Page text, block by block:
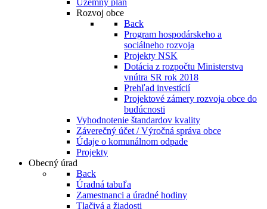
Územný plán
Rozvoj obce
Back
Program hospodárskeho a
sociálneho rozvoja
Projekty NSK
Dotácia z rozpočtu Ministerstva
vnútra SR rok 2018
Prehľad investícií
Projektové zámery rozvoja obce do
budúcnosti
Vyhodnotenie štandardov kvality
Záverečný účet / Výročná správa obce
Údaje o komunálnom odpade
Projekty
Obecný úrad
Back
Úradná tabuľa
Zamestnanci a úradné hodiny
Tlačivá a žiadosti